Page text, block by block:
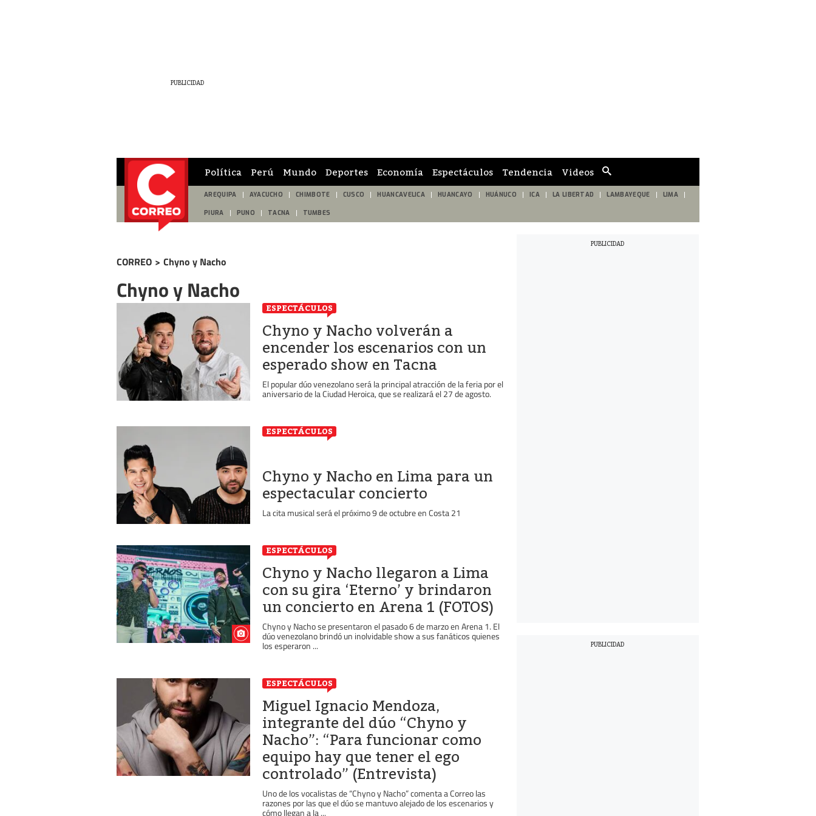
de
búsqueda
Política Perú Mundo Deportes Economía Espectáculos Tendencia Videos
AREQUIPA AYACUCHO CHIMBOTE CUSCO HUANCAVELICA HUANCAYO HUÁNUCO ICA LA LIBERTAD LAMBAYEQUE LIMA
PIURA PUNO TACNA TUMBES
CORREO > Chyno y Nacho
Chyno y Nacho
ESPECTÁCULOS
Chyno y Nacho volverán a
encender los escenarios con un
esperado show en Tacna
El popular dúo venezolano será la principal atracción de la feria por el
aniversario de la Ciudad Heroica, que se realizará el 27 de agosto.
ESPECTÁCULOS
Chyno y Nacho en Lima para un
espectacular concierto
La cita musical será el próximo 9 de octubre en Costa 21
ESPECTÁCULOS
Chyno y Nacho llegaron a Lima
con su gira ‘Eterno’ y brindaron
un concierto en Arena 1 (FOTOS)
Chyno y Nacho se presentaron el pasado 6 de marzo en Arena 1. El
dúo venezolano brindó un inolvidable show a sus fanáticos quienes
los esperaron ...
ESPECTÁCULOS
Miguel Ignacio Mendoza,
integrante del dúo “Chyno y
Nacho”: “Para funcionar como
equipo hay que tener el ego
controlado” (Entrevista)
Uno de los vocalistas de “Chyno y Nacho” comenta a Correo las
razones por las que el dúo se mantuvo alejado de los escenarios y
cómo llegan a la ...